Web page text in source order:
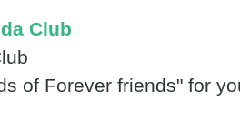
Club
of Forever friends" for